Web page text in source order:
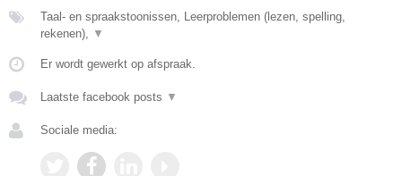
Taal- en spraakstoonissen, Leerproblemen (lezen, spelling,
rekenen), ▼
Er wordt gewerkt op afspraak.
Laatste facebook posts ▼
Sociale media: